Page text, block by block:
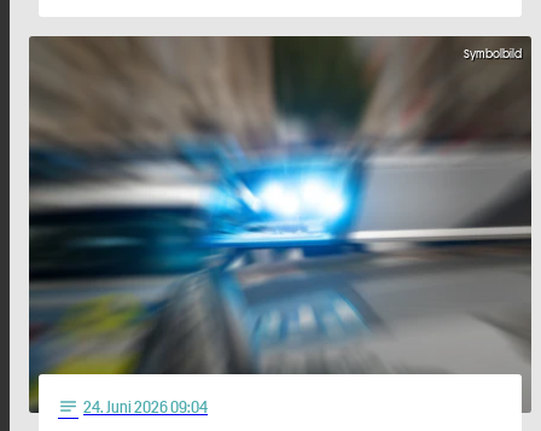
Symbolbild
notes 24. Juni 2026 09:04